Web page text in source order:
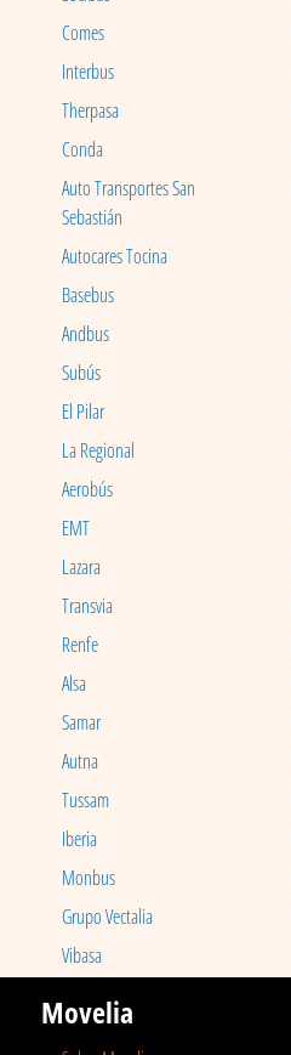
Comes
Interbus
Therpasa
Conda
Auto Transportes San
Sebastián
Autocares Tocina
Basebus
Andbus
Subús
El Pilar
La Regional
Aerobús
EMT
Lazara
Transvia
Renfe
Alsa
Samar
Autna
Tussam
Iberia
Monbus
Grupo Vectalia
Vibasa
Movelia